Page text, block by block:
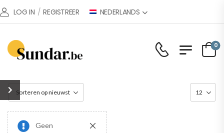
LOG IN / REGISTREER NEDERLANDS
0
Geen